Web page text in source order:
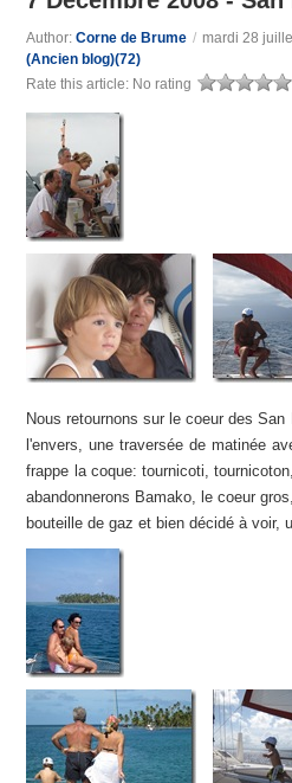
Author:Corne de Brume / mardi 28
(Ancien blog)(72)
Rate this article: No rating
Nous retournons sur le coeur des
l'envers, une traversée de matinée
frappe la coque: tournicoti,
abandonnerons Bamako, le coeur
bouteille de gaz et bien décidé à voir,